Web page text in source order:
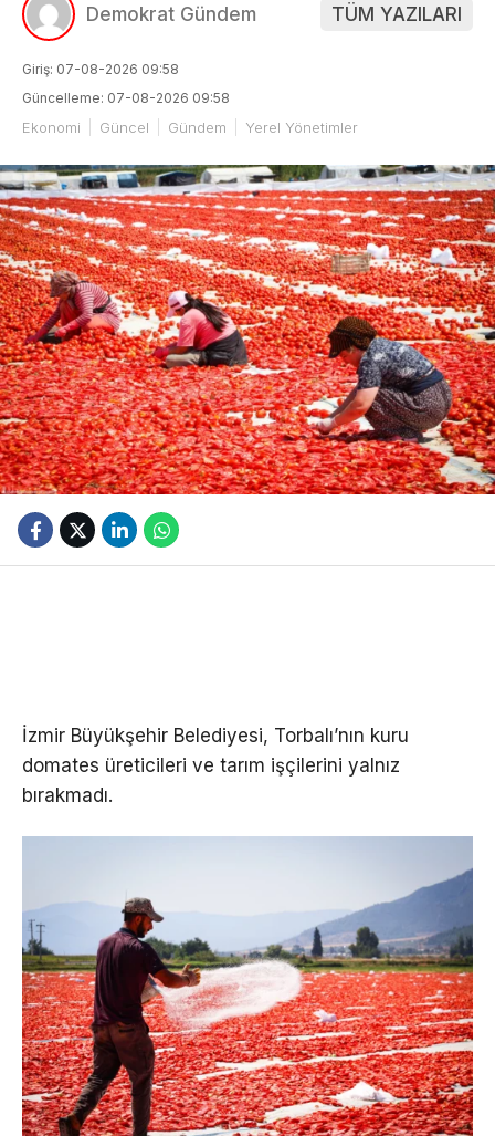
Demokrat Gündem TÜM YAZILARI
Giriş: 07-08-2026 09:58
Güncelleme: 07-08-2026 09:58
Ekonomi Güncel Gündem Yerel Yönetimler
İzmir Büyükşehir Belediyesi, Torbalı’nın kuru
domates üreticileri ve tarım işçilerini yalnız
bırakmadı.